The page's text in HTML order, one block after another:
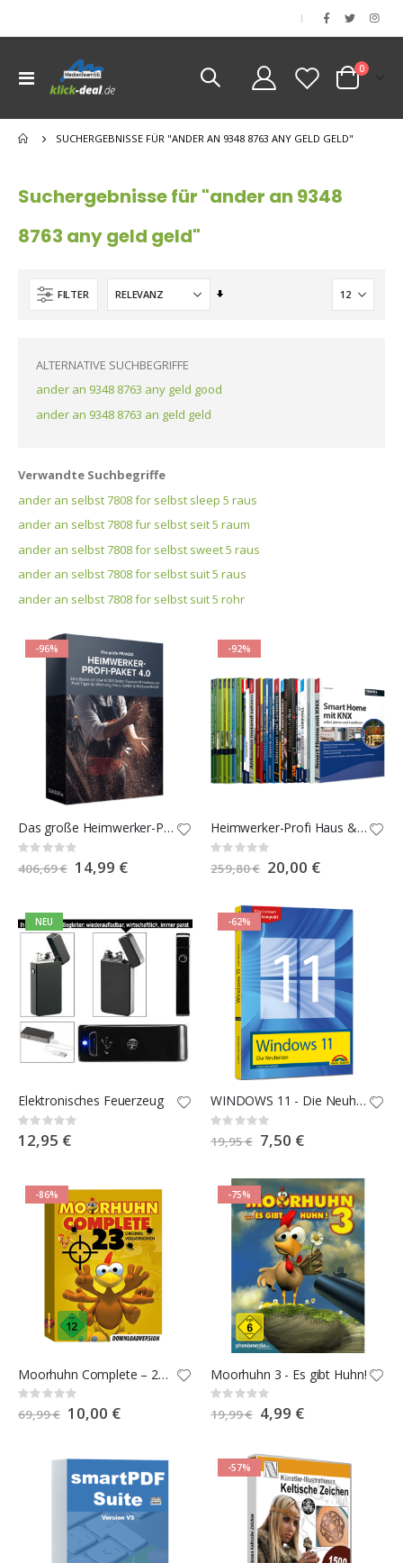
|
Navigation
umschalten
Cart
0Artikel
SUCHERGEBNISSE FÜR "ANDER AN 9348 8763 ANY GELD GELD"
Suchergebnisse für "ander an 9348
8763 any geld geld"
FILTER
Aufsteigend
ALTERNATIVE SUCHBEGRIFFE
ander an 9348 8763 any geld good
ander an 9348 8763 an geld geld
Verwandte Suchbegriffe
ander an selbst 7808 for selbst sleep 5 raus
ander an selbst 7808 fur selbst seit 5 raum
ander an selbst 7808 for selbst sweet 5 raus
ander an selbst 7808 for selbst suit 5 raus
ander an selbst 7808 for selbst suit 5 rohr
-96%
Das große Heimwerker-Profi-Paket 4.0
Rating:
0%
406,69 € Special
Price
14,99 €
-92%
Heimwerker-Profi Haus & Garten 2.0 E-Book-Paket
Rating:
0%
259,80 € Special
Price
20,00 €
NEU
Elektronisches Feuerzeug
Rating:
0%
12,95 €
-62%
WINDOWS 11 - Die Neuheiten
Rating:
0%
19,95 € Special
Price
7,50 €
-86%
Moorhuhn Complete – 23 original Vollversionen
Rating:
0%
69,99 € Special
Price
10,00 €
-75%
Moorhuhn 3 - Es gibt Huhn!
Rating:
0%
19,99 € Special
Price
4,99 €
-57%